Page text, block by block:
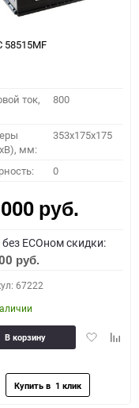
58515MF
ток,
800
мм:
353x175x175
0
руб.
ECOном скидки:
руб.
67222
Добавить
В корзину